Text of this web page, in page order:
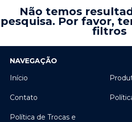
Não temos
pesquisa. Por favor,
filtros
NAVEGAÇÃO
Início
Contato
Política de Trocas e